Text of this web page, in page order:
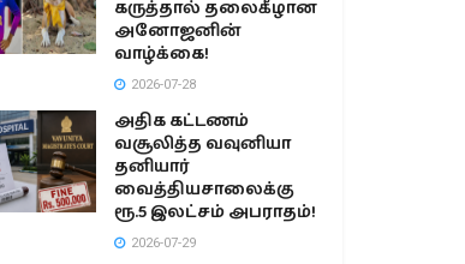
கருத்தால் தலைகீழான
அனோஜனின்
வாழ்க்கை!
2026-07-28
அதிக கட்டணம்
வசூலித்த வவுனியா
தனியார்
வைத்தியசாலைக்கு
ரூ.5 இலட்சம் அபராதம்!
2026-07-29